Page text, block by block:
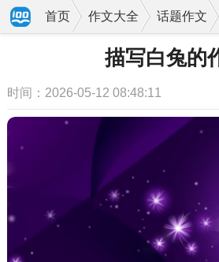
首页 作文大全 话题作文
描写白兔的
时间：2026-05-12 08:48:11